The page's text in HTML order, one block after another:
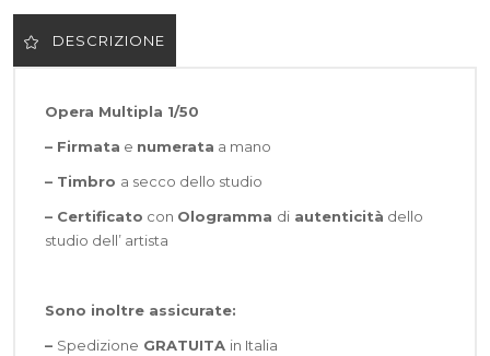
DESCRIZIONE
Opera Multipla 1/50
– Firmata e numerata a mano
– Timbro a secco dello studio
– Certificato con Ologramma diautenticità dello
studio dell’ artista
Sono inoltre assicurate:
– Spedizione GRATUITA in Italia